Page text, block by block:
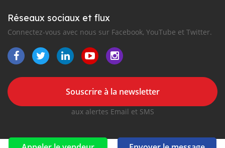
Réseaux sociaux et flux
Connectez-vous avec nous sur Facebook, YouTube et Twitter.
Souscrire à la newsletter
aux alertes Email et SMS